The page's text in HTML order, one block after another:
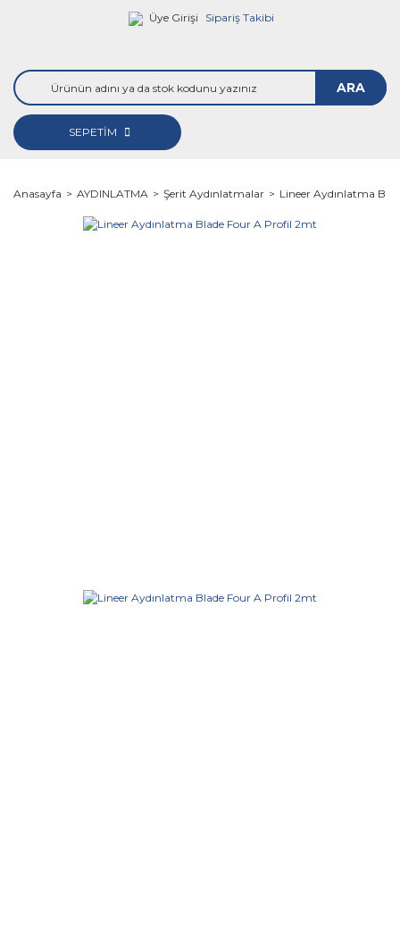
Üye Girişi Sipariş Takibi
ARA
SEPETİM
Anasayfa AYDINLATMA Şerit Aydınlatmalar Lineer Aydınlatma